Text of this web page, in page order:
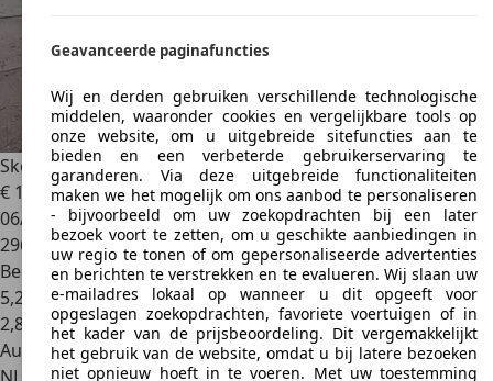
Skoda Fabia1.2 TSI Ambition AIRCO EXPORT PRICE NAP
€ 1.295
06/2010
296.376 km
Benzine
5,2 l/100 km (gem.)
2,8
Autobedrijf
Geavanceerde paginafuncties
Wij en derden gebruiken verschillende technologische
middelen, waaronder cookies en vergelijkbare tools op
onze website, om u uitgebreide sitefuncties aan te
bieden en een verbeterde gebruikerservaring te
garanderen. Via deze uitgebreide functionaliteiten
maken we het mogelijk om ons aanbod te personaliseren
- bijvoorbeeld om uw zoekopdrachten bij een later
bezoek voort te zetten, om u geschikte aanbiedingen in
uw regio te tonen of om gepersonaliseerde advertenties
en berichten te verstrekken en te evalueren. Wij slaan uw
e-mailadres lokaal op wanneer u dit opgeeft voor
opgeslagen zoekopdrachten, favoriete voertuigen of in
het kader van de prijsbeoordeling. Dit vergemakkelijkt
het gebruik van de website, omdat u bij latere bezoeken
niet opnieuw hoeft in te voeren. Met uw toestemming